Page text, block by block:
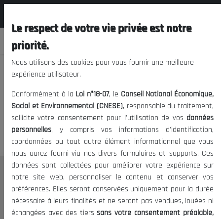
Nous vous prions de nous
excuser, mais l'accès à ce
contenu est restreint.
Le CNESE
A Propos
Le président
Le respect de votre vie privée est notre
priorité.
Nous utilisons des cookies pour vous fournir une meilleure
expérience utilisateur.
Conformément à la Loi n°18-07, le Conseil National Économique,
Social et Environnemental (CNESE), responsable du traitement,
sollicite votre consentement pour l'utilisation de vos données
personnelles, y compris vos informations d'identification,
coordonnées ou tout autre élément informationnel que vous
nous aurez fourni via nos divers formulaires et supports. Ces
données sont collectées pour améliorer votre expérience sur
notre site web, personnaliser le contenu et conserver vos
préférences. Elles seront conservées uniquement pour la durée
nécessaire à leurs finalités et ne seront pas vendues, louées ni
échangées avec des tierssans votre consentement préalable,